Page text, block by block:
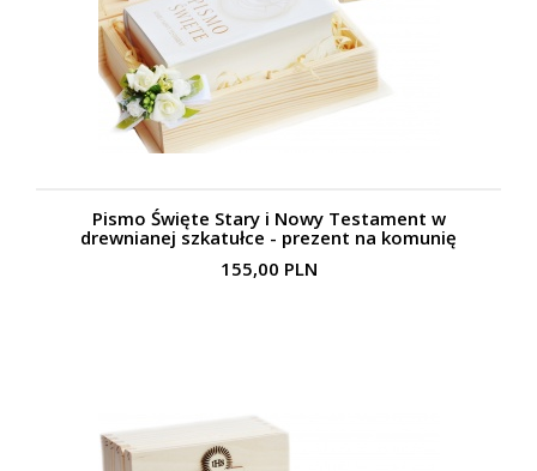
Pismo Święte Stary i Nowy Testament w
drewnianej szkatułce - prezent na komunię
155,00 PLN